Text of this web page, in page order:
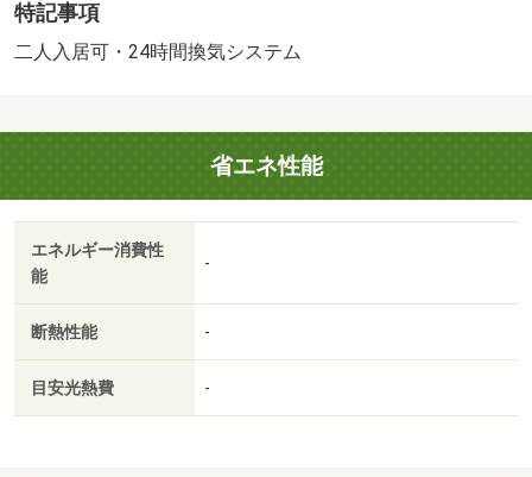
余年。信頼に応えます。弊社『三好不動産』は福岡エリア
のお部屋探しのプロフェッショナルです。・駐輪場：有
特記事項
二人入居可・24時間換気システム
省エネ性能
エネルギー消費性
能
-
断熱性能 -
目安光熱費 -